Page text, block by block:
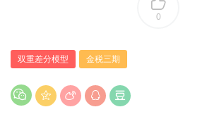
0
双重差分模型 金税三期